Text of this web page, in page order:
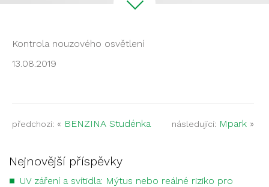
Kontrola nouzového osvětlení
13.08.2019
předchozí: « BENZINA Studénka následující: Mpark »
Nejnovější příspěvky
UV záření a svítidla: Mýtus nebo reálné riziko pro